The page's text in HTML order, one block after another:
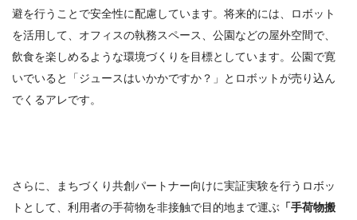
避を行うことで安全性に配慮しています。将来的には、ロボット
を活用して、オフィスの執務スペース、公園などの屋外空間で、
飲食を楽しめるような環境づくりを目標としています。公園で寛
いでいると「ジュースはいかかですか？」とロボットが売り込ん
でくるアレです。
さらに、まちづくり共創パートナー向けに実証実験を行うロボッ
トとして、利用者の手荷物を非接触で目的地まで運ぶ 「手荷物搬